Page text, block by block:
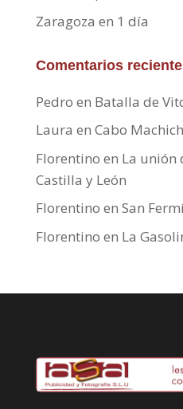
Zaragoza en 1 día
Comentarios
Pedro en Batalla de
Laura en Cabo
Florentino en La unión
Castilla y León
Florentino en San
Florentino en La